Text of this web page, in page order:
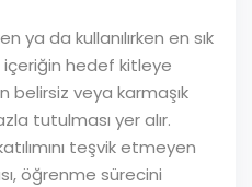
ya da kullanılırken en sık
içeriğin hedef kitleye
belirsiz veya karmaşık
tutulması yer alır.
teşvik etmeyen
öğrenme sürecini